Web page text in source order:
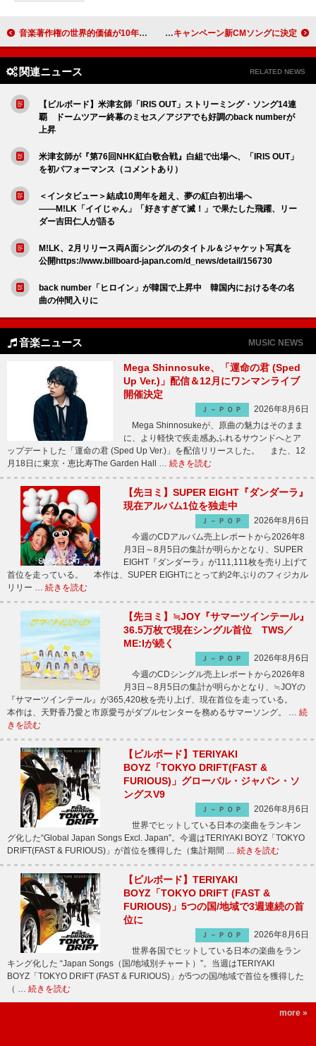
音楽著作権の世界的価値が10年で倍増、2024年に約7兆円に 森 大翔、新曲「祝祭」が日本赤十字社「はたちの献血」キャンペーン新CMソングに決定
関連ニュース RELATED NEWS
【ビルボード】米津玄師「IRIS OUT」ストリーミング・ソング14連
覇 ドームツアー終幕のミセス／アジアでも好調のback numberが
上昇
米津玄師が『第76回NHK紅白歌合戦』白組で出場へ、「IRIS OUT」
を初パフォーマンス（コメントあり）
＜インタビュー＞結成10周年を超え、夢の紅白初出場へ
――M!LK「イイじゃん」「好きすぎて滅！」で果たした飛躍、リー
ダー吉田仁人が語る
M!LK、2月リリース両A面シングルのタイトル＆ジャケット写真を
公開https://www.billboard-japan.com/d_news/detail/156730
back number「ヒロイン」が韓国で上昇中 韓国内における冬の名
曲の仲間入りに
音楽ニュース MUSIC NEWS
Mega Shinnosuke、「運命の君 (Sped
Up Ver.)」配信＆12月にワンマンライブ
開催決定
Ｊ－ＰＯＰ
2026年8月6日
Mega Shinnosukeが、原曲の魅力はそのまま
に、より軽快で疾走感あふれるサウンドへとア
ップデートした「運命の君 (Sped Up Ver.)」を配信リリースした。 また、12
月18日に東京・恵比寿The Garden Hall … 続きを読む
【先ヨミ】SUPER EIGHT『ダンダーラ』
現在アルバム1位を独走中
Ｊ－ＰＯＰ
2026年8月6日
今週のCDアルバム売上レポートから2026年8
月3日～8月5日の集計が明らかとなり、SUPER
EIGHT『ダンダーラ』が111,111枚を売り上げて
首位を走っている。 本作は、SUPER EIGHTにとって約2年ぶりのフィジカル
リリー … 続きを読む
【先ヨミ】≒JOY『サマーツインテール』
36.5万枚で現在シングル首位 TWS／
ME:Iが続く
Ｊ－ＰＯＰ
2026年8月6日
今週のCDシングル売上レポートから2026年8
月3日～8月5日の集計が明らかとなり、≒JOYの
『サマーツインテール』が365,420枚を売り上げ、現在首位を走っている。
本作は、天野香乃愛と市原愛弓がダブルセンターを務めるサマーソング。 … 続
きを読む
【ビルボード】TERIYAKI
BOYZ「TOKYO DRIFT(FAST &
FURIOUS)」グローバル・ジャパン・ソ
ングスV9
Ｊ－ＰＯＰ
2026年8月6日
世界でヒットしている日本の楽曲をランキン
グ化した“Global Japan Songs Excl. Japan”。今週はTERIYAKI BOYZ「TOKYO
DRIFT(FAST & FURIOUS)」が首位を獲得した（集計期間 … 続きを読む
【ビルボード】TERIYAKI
BOYZ「TOKYO DRIFT (FAST &
FURIOUS)」5つの国/地域で3週連続の首
位に
Ｊ－ＰＯＰ
2026年8月6日
世界各国でヒットしている日本の楽曲をラン
キング化した “Japan Songs（国/地域別チャート）”。当週はTERIYAKI
BOYZ「TOKYO DRIFT (FAST & FURIOUS)」が5つの国/地域で首位を獲得した
（ … 続きを読む
more »